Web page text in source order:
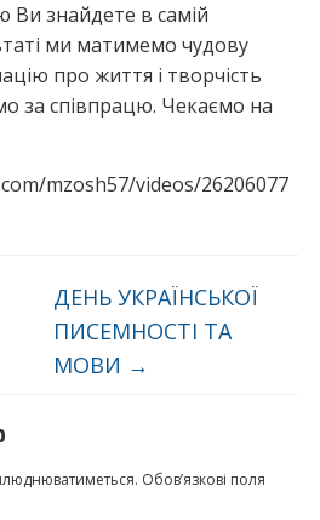
Ви знайдете в самій
ми матимемо чудову
про життя і творчість
за співпрацю. Чекаємо на
mzosh57/videos/26206077
ДЕНЬ УКРАЇНСЬКОЇ
ПИСЕМНОСТІ ТА
МОВИ →
Обов’язкові поля